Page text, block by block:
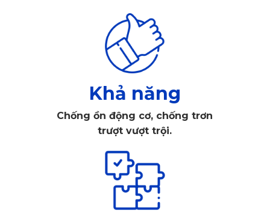
Thảm sàn ô tô 360 KATA có chất lượng vượt trội
cơ bản. Chúng thường nhanh xuống cấp và khó vệ sinh.
Chính vì vậy, nhu cầu tìm kiếm một loại thảm lót sàn ô tô
chất lượng, thiết kế riêng cho Kia Sportage 2025 ngày
Một chiếc thảm sàn được thiết kế “đo ni đóng giày”, với khả
năng kháng khuẩn, kháng nước và bám sàn tốt không chỉ
Khả năng
Chống ồn động cơ, chống trơn
trượt vượt trội.